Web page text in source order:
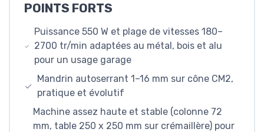
POINTS FORTS
Puissance 550 W et plage de vitesses 180–
2700 tr/min adaptées au métal, bois et alu
pour un usage garage
Mandrin autoserrant 1–16 mm sur cône CM2,
pratique et évolutif
Machine assez haute et stable (colonne 72
mm, table 250 x 250 mm sur crémaillère) pour